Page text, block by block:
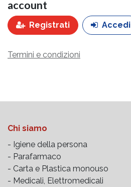
account
Registrati Accedi
Termini e condizioni
Chi siamo
- Igiene della persona
- Parafarmaco
- Carta e Plastica monouso
- Medicali, Elettromedicali